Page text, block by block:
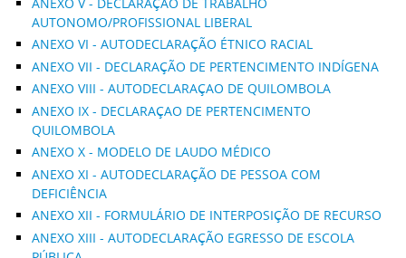
AUTONOMO/PROFISSIONAL LIBERAL
ANEXO VI - AUTODECLARAÇÃO ÉTNICO RACIAL
ANEXO VII - DECLARAÇÃO DE PERTENCIMENTO INDÍGENA
ANEXO VIII - AUTODECLARAÇAO DE QUILOMBOLA
ANEXO IX - DECLARAÇAO DE PERTENCIMENTO
QUILOMBOLA
ANEXO X - MODELO DE LAUDO MÉDICO
ANEXO XI - AUTODECLARAÇÃO DE PESSOA COM
DEFICIÊNCIA
ANEXO XII - FORMULÁRIO DE INTERPOSIÇÃO DE RECURSO
ANEXO XIII - AUTODECLARAÇÃO EGRESSO DE ESCOLA